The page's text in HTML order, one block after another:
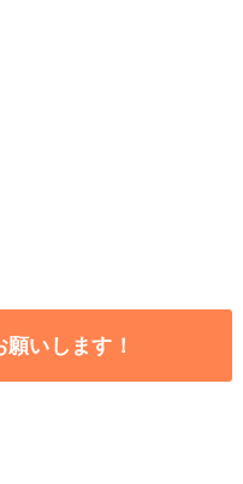
いします！